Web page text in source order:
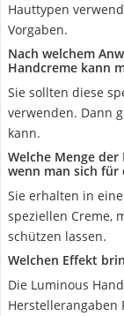
Hauttypen
Vorgaben.
Nach welchem
Handcreme kann
Sie sollten diese
verwenden. Dann
kann.
Welche Menge
wenn man sich
Sie erhalten in
speziellen Creme,
schützen lassen.
Welchen Effekt
Die Luminous
Herstellerangaben